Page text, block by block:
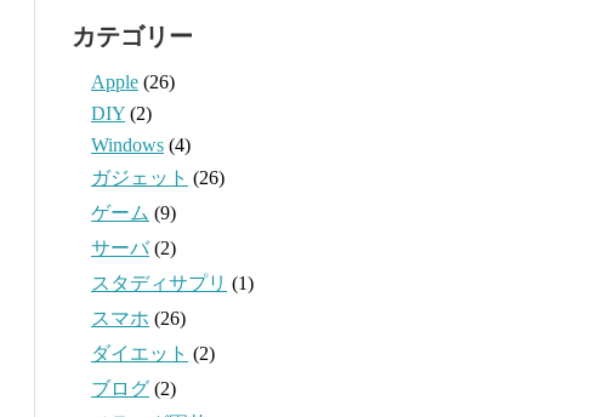
カテゴリー
Apple (26)
DIY (2)
Windows (4)
ガジェット (26)
ゲーム (9)
サーバ(2)
スタディサプリ (1)
スマホ (26)
ダイエット (2)
ブログ (2)